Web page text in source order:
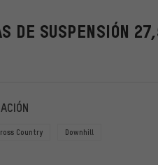
DE SUSPENSIÓN
Country Downhill